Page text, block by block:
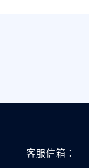
客服信箱：